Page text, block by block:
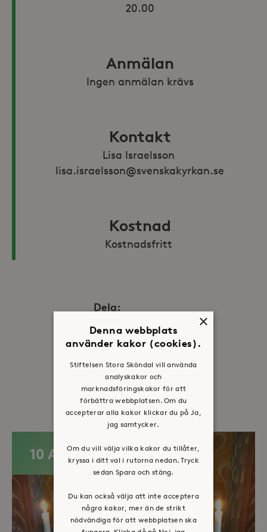
20.00
Anmälan
Ingen anmälan krävs
Kontakt
Lisa Israelsson
lisa.israelsson@svenskakyrkan.se
Kostnad
Kostnadsfritt
Dela:
FacebookTwitterLinkedIn
Fler evenemang
10 AUG
×
Denna webbplats
använder kakor (cookies).
Stiftelsen Stora Sköndal vill använda
analyskakor och
marknadsföringskakor för att
förbättra webbplatsen. Om du
accepterar alla kakor klickar du på Ja,
jag samtycker.
Om du vill välja vilka kakor du tillåter,
kryssa i ditt val i rutorna nedan. Tryck
sedan Spara och stäng.
Du kan också välja att inte acceptera
några kakor, mer än de strikt
nödvändiga för att webbplatsen ska